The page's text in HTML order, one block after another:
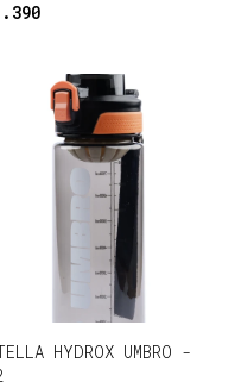
HYDROX UMBRO -